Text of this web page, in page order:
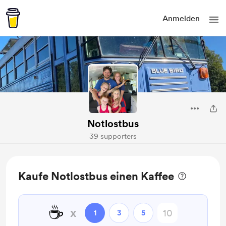
Anmelden
Notlostbus
39 supporters
Kaufe Notlostbus einen Kaffee
☕ x 1 3 5